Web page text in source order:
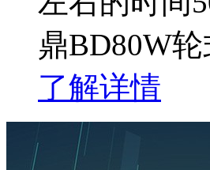
鼎BD80W
了解详情